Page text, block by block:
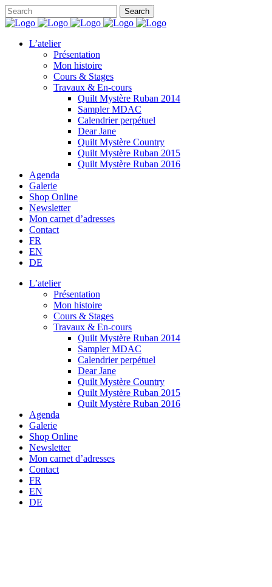
L’atelier
Présentation
Mon histoire
Cours & Stages
Travaux & En-cours
Quilt Mystère Ruban 2014
Sampler MDAC
Calendrier perpétuel
Dear Jane
Quilt Mystère Country
Quilt Mystère Ruban 2015
Quilt Mystère Ruban 2016
Agenda
Galerie
Shop Online
Newsletter
Mon carnet d’adresses
Contact
FR
EN
DE
L’atelier
Présentation
Mon histoire
Cours & Stages
Travaux & En-cours
Quilt Mystère Ruban 2014
Sampler MDAC
Calendrier perpétuel
Dear Jane
Quilt Mystère Country
Quilt Mystère Ruban 2015
Quilt Mystère Ruban 2016
Agenda
Galerie
Shop Online
Newsletter
Mon carnet d’adresses
Contact
FR
EN
DE